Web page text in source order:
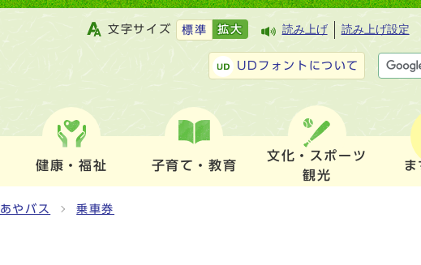
文字サイズ 標準 拡大 読み上げ 読み上げ設定
UDフォントについて
健康・福祉 子育て・教育
文化・スポーツ
観光
ま
あやバス 乗車券